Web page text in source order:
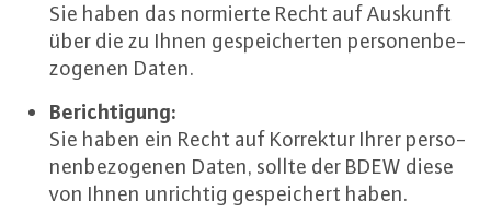
Sie haben das normierte Recht auf Auskunft
über die zu Ihnen ge­spei­cher­ten per­so­nen­be­
zo­ge­nen Daten.
Be­rich­ti­gung:
Sie haben ein Recht auf Korrektur Ihrer per­so­
nen­be­zo­ge­nen Daten, sollte der BDEW diese
von Ihnen unrichtig ge­spei­chert haben.